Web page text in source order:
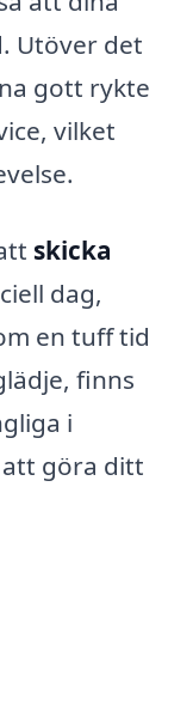
Utöver det
gott rykte
vilket
skicka
dag,
en tuff tid
finns
i
att göra ditt